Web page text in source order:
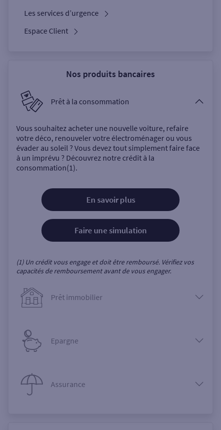
Les services d’urgence
Espace Client
Nos produits bancaires
Prêt à la consommation
Vous souhaitez acheter une nouvelle voiture, refaire
votre déco, renouveler votre électroménager ou vous
évader au soleil ? Vous devez tout simplement faire face
à un imprévu ? Découvrez notre crédit à la
consommation(1).
En savoir plus
Faire une simulation
(1) Un crédit vous engage et doit être remboursé. Vérifiez vos
capacités de remboursement avant de vous engager.
Prêt immobilier
Epargne
Assurance